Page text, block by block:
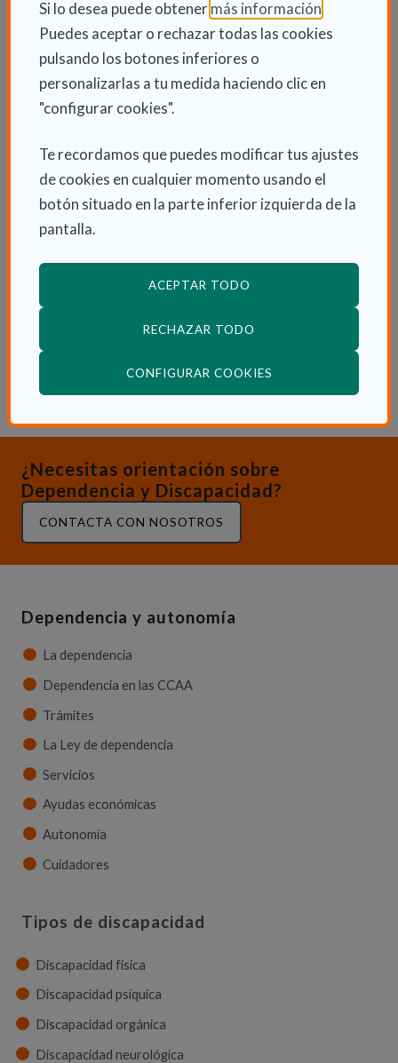
Si lo desea puede obtener más información
Puedes aceptar o rechazar todas las cookies
pulsando los botones inferiores o
personalizarlas a tu medida haciendo clic en
"configurar cookies".
Te recordamos que puedes modificar tus ajustes
de cookies en cualquier momento usando el
botón situado en la parte inferior izquierda de la
pantalla.
ACEPTAR TODO
RECHAZAR TODO
CONFIGURAR COOKIES
Con el fin de que los usuarios sepan cómo utilizar la
aplicación desde el principio, Canal Sénior ha puesto a
disposición de cualquier usuario un vídeo en el que se
enseña a utilizar la aplicación desde cero y paso a
Lun 10 Mayo 2021
¿Necesitas orientación sobre
Dependencia y Discapacidad?
CONTACTA CON NOSOTROS
Dependencia y autonomía
La dependencia
Dependencia en las CCAA
Trámites
La Ley de dependencia
Servicios
Ayudas económicas
Autonomía
Cuidadores
Tipos de discapacidad
Discapacidad física
Discapacidad psíquica
Discapacidad orgánica
Discapacidad neurológica